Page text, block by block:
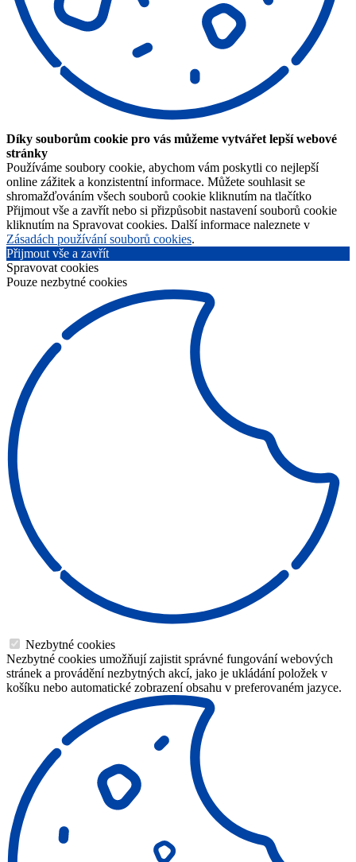
Díky souborům cookie pro vás můžeme vytvářet lepší webové
stránky
Používáme soubory cookie, abychom vám poskytli co nejlepší
online zážitek a konzistentní informace. Můžete souhlasit se
shromažďováním všech souborů cookie kliknutím na tlačítko
Přijmout vše a zavřít nebo si přizpůsobit nastavení souborů cookie
kliknutím na Spravovat cookies. Další informace naleznete v
Zásadách používání souborů cookies.
Přijmout vše a zavřít
Spravovat cookies
Pouze nezbytné cookies
Nezbytné cookies
Nezbytné cookies umožňují zajistit správné fungování webových
stránek a provádění nezbytných akcí, jako je ukládání položek v
košíku nebo automatické zobrazení obsahu v preferovaném jazyce.